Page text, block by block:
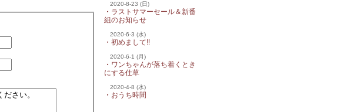
2020-8-23 (日)
・ ラストサマーセール＆新番
組のお知らせ
2020-6-3 (水)
・ 初めまして!!
2020-6-1 (月)
・ ワンちゃんが落ち着くとき
にする仕草
2020-4-8 (水)
・ おうち時間